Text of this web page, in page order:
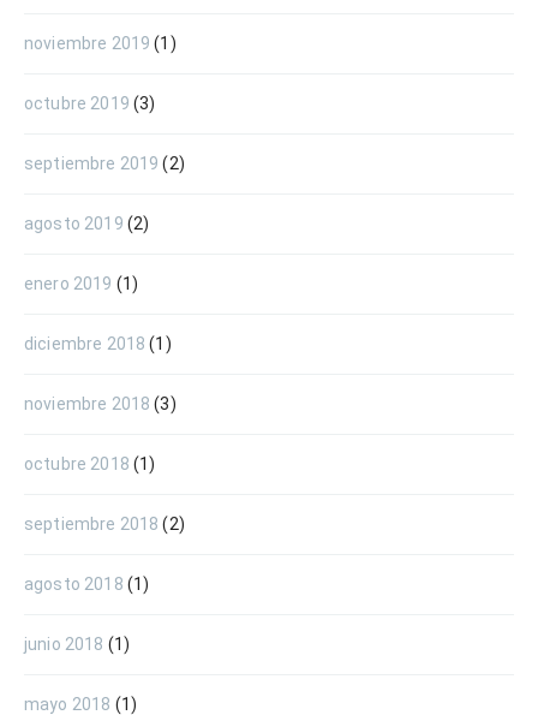
noviembre 2019 (1)
octubre 2019 (3)
septiembre 2019 (2)
agosto 2019 (2)
enero 2019 (1)
diciembre 2018 (1)
noviembre 2018 (3)
octubre 2018 (1)
septiembre 2018 (2)
agosto 2018 (1)
junio 2018 (1)
mayo 2018 (1)